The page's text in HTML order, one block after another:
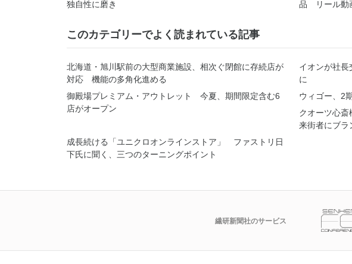
独自性に磨き
品 リール動
このカテゴリーでよく読まれている記事
北海道・旭川駅前の大型商業施設、相次ぐ閉館に存続店が
対応 機能の多角化進める
イオンが社
に
御殿場プレミアム・アウトレット 今夏、期間限定含む6
店がオープン
ウィゴー、2
クオーツ心
来街者にブラ
成長続ける「ユニクロオンラインストア」 ファストリ日
下氏に聞く、三つのターニングポイント
繊研新聞社のサービス